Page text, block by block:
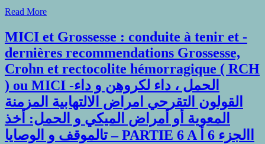
Read More
MICI et Grossesse : conduite à tenir et -
dernières recommendations Grossesse,
Crohn et rectocolite hémorragique ( RCH
) ou MICI -الحمل ، داء لكروهن و داء
القولون التقرحي امراض الالتهابية المزمنة
المعوية أو أمراض الميكي و الحمل: أخذ
تالموقف و الوصايا – PARTIE 6 A االجزء 6 أ